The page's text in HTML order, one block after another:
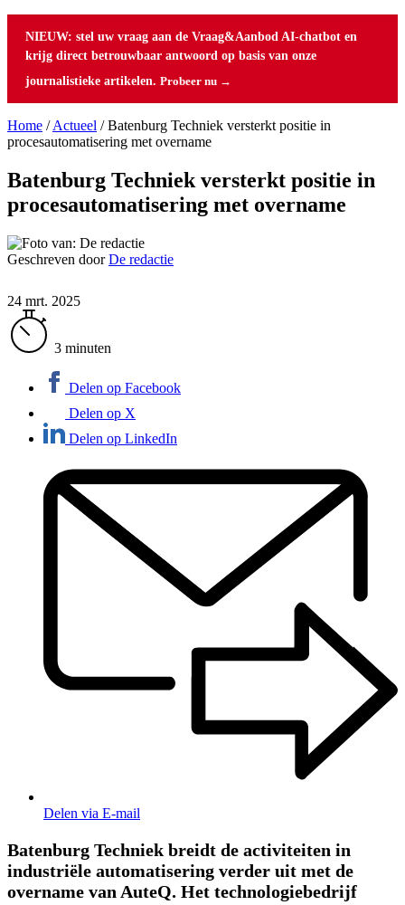
NIEUW: stel uw vraag aan de Vraag&Aanbod AI-chatbot en
krijg direct betrouwbaar antwoord op basis van onze
journalistieke artikelen. Probeer nu →
Home /Actueel /Batenburg Techniek versterkt positie in
procesautomatisering met overname
Batenburg Techniek versterkt positie in
procesautomatisering met overname
Geschreven doorDe redactie
24 mrt. 2025
3 minuten
Delen op Facebook
Delen op X
Delen op LinkedIn
Delen via E-mail
Batenburg Techniek breidt de activiteiten in
industriële automatisering verder uit met de
overname van AuteQ. Het technologiebedrijf